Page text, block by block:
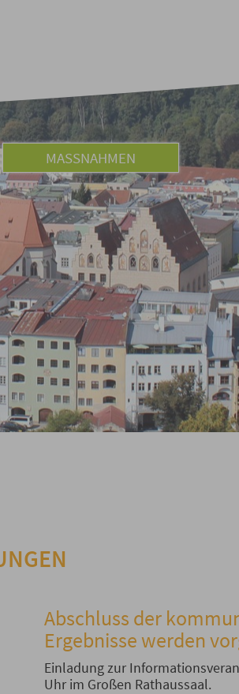
MASSNAHMEN
Abschluss der
Ergebnisse werden
Einladung zur
Uhr im Großen Rathaussaal.